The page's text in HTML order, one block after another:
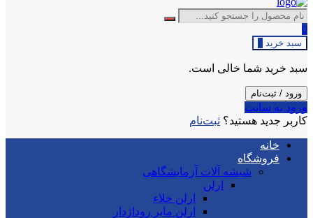
0
سبد خرید
سبد خرید شما خالی است.
ورود / ثبت‌نام
ورود به سایت
کاربر جدید هستید؟ ثبت‌نام
خانه
فروشگاه
شیشه آلات آزمایشگاهی
ارلن
ارلن خلاء
ارلن مایر روداژدار